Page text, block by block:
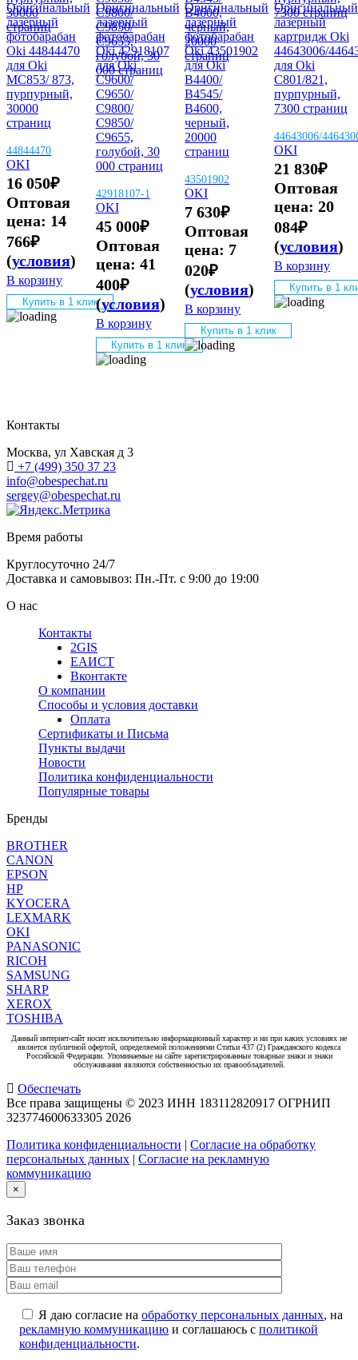
Оригинальный
лазерный
фотобарабан
Oki 44844470
для Oki
MC853/ 873,
пурпурный,
30000
страниц
44844470
OKI
16 050₽
Оптовая
цена: 14
766₽
(условия)
В корзину
Купить в 1 клик
Оригинальный
лазерный
фотобарабан
Oki 42918107
для Oki
C9600/
C9650/
C9800/
C9850/
C9655,
голубой, 30
000 страниц
42918107-1
OKI
45 000₽
Оптовая
цена: 41
400₽
(условия)
В корзину
Купить в 1 клик
Оригинальный
лазерный
фотобарабан
Oki 43501902
для Oki
B4400/
B4545/
B4600,
черный,
20000
страниц
43501902
OKI
7 630₽
Оптовая
цена: 7
020₽
(условия)
В корзину
Купить в 1 клик
Оригинальный
лазерный
картридж Oki
44643006/
для Oki
C801/821,
пурпурный,
7300 страниц
44643006/
OKI
21 830₽
Оптовая
цена: 20
084₽
(условия)
В корзину
Купить в 1
Контакты
Москва, ул Хавская д 3
+7 (499) 350 37 23
info@obespechat.ru
sergey@obespechat.ru
Время работы
Круглосуточно 24/7
Доставка и самовывоз: Пн.-Пт. с 9:00 до 19:00
О нас
Контакты
2GIS
ЕАИСТ
Вконтакте
О компании
Способы и условия доставки
Оплата
Сертификаты и Письма
Пункты выдачи
Новости
Политика конфиденциальности
Популярные товары
Бренды
BROTHER
CANON
EPSON
HP
KYOCERA
LEXMARK
OKI
PANASONIC
RICOH
SAMSUNG
SHARP
XEROX
TOSHIBA
Данный интернет-сайт носит исключительно информационный характер и ни при каких условиях не
является публичной офертой, определяемой положениями Статьи 437 (2) Гражданского кодекса
Российской Федерации. Упоминаемые на сайте зарегистрированные товарные знаки и знаки
обслуживания являются собственностью их правообладателей.
Обеспечать
Все права защищены © 2023 ИНН 183112820917 ОГРНИП
323774600633305 2026
Политика конфиденциальности | Согласие на обработку
персональных данных | Согласие на рекламную
коммуникацию
×
Заказ звонка
Я даю согласие на обработку персональных данных, на
рекламную коммуникацию и соглашаюсь с политикой
конфиденциальности.